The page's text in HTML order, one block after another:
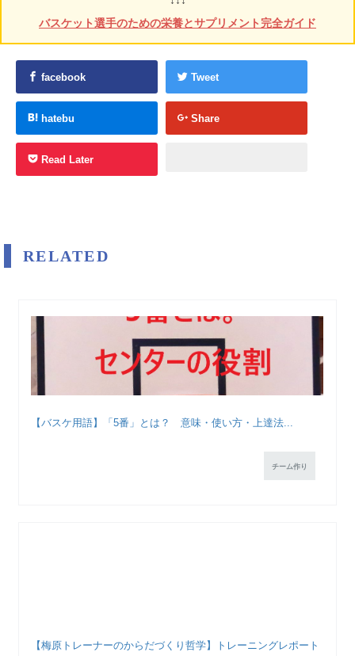
バスケット選手のための栄養とサプリメント完全ガイド
facebook Tweet
hatebu Share
Read Later
RELATED
【バスケ用語】「5番」とは？ 意味・使い方・上達法...
チーム作り
【梅原トレーナーのからだづくり哲学】トレーニングレポート